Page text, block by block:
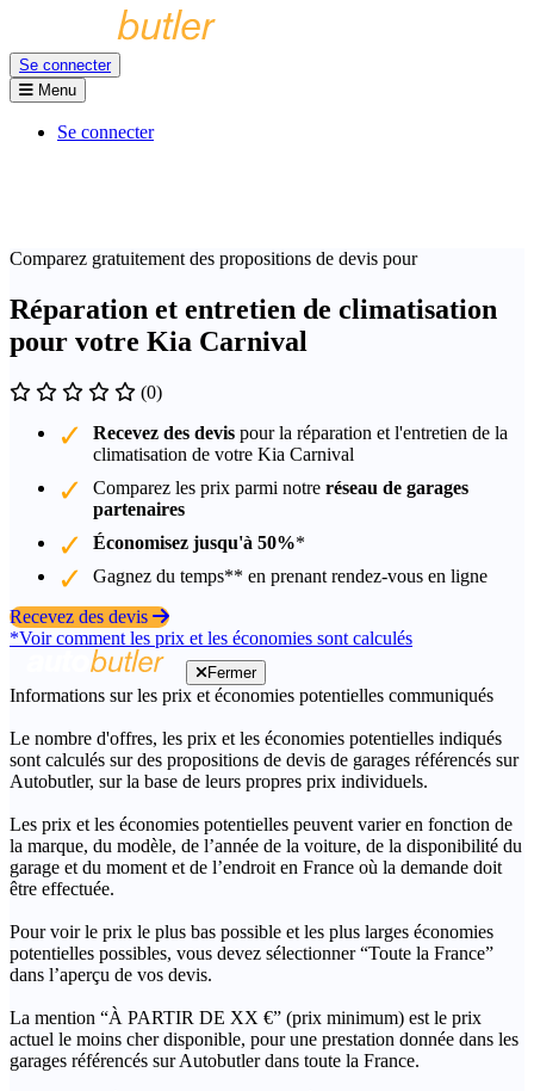
Se connecter
Menu
Se connecter
Comparez gratuitement des propositions de devis pour
Réparation et entretien de climatisation
pour votre Kia Carnival
(0)
Recevez des devis pour la réparation et l'entretien de la
climatisation de votre Kia Carnival
Comparez les prix parmi notre réseau de garages
partenaires
Économisez jusqu'à 50%*
Gagnez du temps** en prenant rendez-vous en ligne
Recevez des devis
*Voir comment les prix et les économies sont calculés
Fermer
Informations sur les prix et économies potentielles communiqués
Le nombre d'offres, les prix et les économies potentielles indiqués
sont calculés sur des propositions de devis de garages référencés sur
Autobutler, sur la base de leurs propres prix individuels.
Les prix et les économies potentielles peuvent varier en fonction de
la marque, du modèle, de l’année de la voiture, de la disponibilité du
garage et du moment et de l’endroit en France où la demande doit
être effectuée.
Pour voir le prix le plus bas possible et les plus larges économies
potentielles possibles, vous devez sélectionner “Toute la France”
dans l’aperçu de vos devis.
La mention “À PARTIR DE XX €” (prix minimum) est le prix
actuel le moins cher disponible, pour une prestation donnée dans les
garages référencés sur Autobutler dans toute la France.